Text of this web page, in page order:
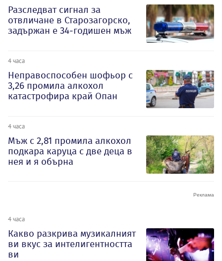
Разследват сигнал за
отвличане в Старозагорско,
задържан е 34-годишен мъж
4 часа
Неправоспособен шофьор с
3,26 промила алкохол
катастрофира край Опан
4 часа
Мъж с 2,81 промила алкохол
подкара каруца с две деца в
нея и я обърна
4 часа
Какво разкрива музикалният
ви вкус за интелигентността
ви